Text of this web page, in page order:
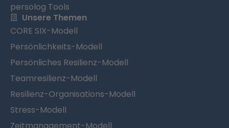
persolog Tools
Unsere Themen
CORE SIX-Modell
Persönlichkeits-Modell
Persönliches Resilienz-Modell
Teamresilienz-Modell
Resilienz-Organisations-Modell
Stress-Modell
Zeitmanagement-Modell